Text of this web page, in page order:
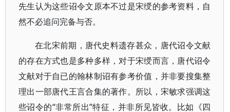
先生认为这些诏令文原本不过是宋绶的参考资料，自
然不必追问完备与否。
在北宋前期，唐代史料遗存甚众，唐代诏令文献
的存在方式也是多种多样，对于宋绶而言，唐代诏令
文献对于自已的翰林制诏有参考价值，并非要搜集整
理出一部唐代王言合集的著作。所以，宋敏求强调这
些诏令的“非常所出”特征，并非所见皆收。比如《四